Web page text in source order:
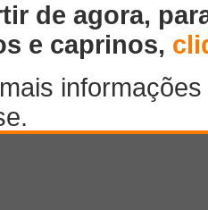
publicado por este usuário é de